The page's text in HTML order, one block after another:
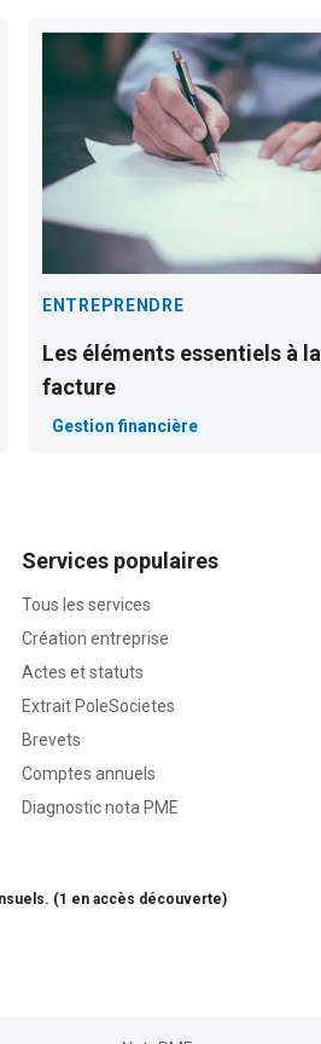
ENTREPRENDRE
Les éléments essentiels à
facture
Gestion financière
Services populaires
Tous les services
Création entreprise
Actes et statuts
Extrait PoleSocietes
Brevets
Comptes annuels
Diagnostic nota PME
(1 en accès découverte)